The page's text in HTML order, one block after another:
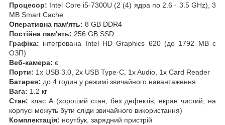
Процесор: Intel Core i5-7300U (2 (4) ядра по 2.6 - 3.5 GHz), 3
MB Smart Cache
Оперативна пам'ять: 8 GB DDR4
Постійна пам'ять: 256 GB SSD
Графіка: інтегрована Intel HD Graphics 620 (до 1792 MB с
ОЗП)
Веб-камера: є
Порти: 1x USB 3.0, 2x USB Type-C, 1x Audio, 1x Card Reader
Батарея: до 4 годин у режимі звичайного навантаження
Вага: 1.2 кг
Стан: клас А (хороший стан; без дефектів; екран чистий; на
корпусі можуть бути сліди звичайного використання)
Комплектація: ноутбук, зарядний пристрій